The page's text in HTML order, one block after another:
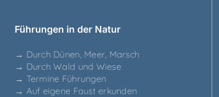
Füh­run­gen in der Natur
→ Durch Dünen, Meer, Marsch
→ Durch Wald und Wiese
→ Ter­mi­ne Führungen
→ Auf eige­ne Faust erkunden